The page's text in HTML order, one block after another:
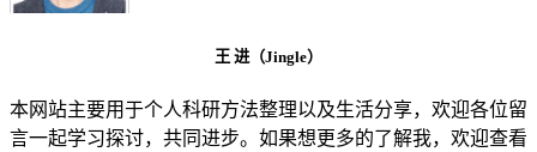
王 进（Jingle）
本网站主要用于个人科研方法整理以及生活分享，欢迎各位留
言一起学习探讨，共同进步。如果想更多的了解我，欢迎查看